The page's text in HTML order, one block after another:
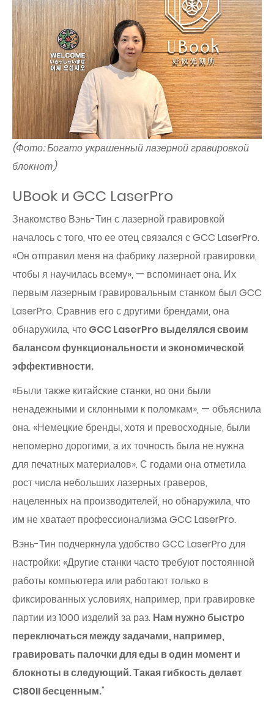
(Фото: Богато украшенный лазерной гравировкой
блокнот)
UBook и GCC LaserPro
Знакомство Вэнь-Тин с лазерной гравировкой
началось с того, что ее отец связался с GCC LaserPro.
«Он отправил меня на фабрику лазерной гравировки,
чтобы я научилась всему», — вспоминает она. Их
первым лазерным гравировальным станком был GCC
LaserPro. Сравнив его с другими брендами, она
обнаружила, чтоGCC LaserPro выделялся своим
балансом функциональности и экономической
эффективности.
«Были также китайские станки, но они были
ненадежными и склонными к поломкам», — объяснила
она. «Немецкие бренды, хотя и превосходные, были
непомерно дорогими, а их точность была не нужна
для печатных материалов». С годами она отметила
рост числа небольших лазерных граверов,
нацеленных на производителей, но обнаружила, что
им не хватает профессионализма GCC LaserPro.
Вэнь-Тин подчеркнула удобство GCC LaserPro для
настройки: «Другие станки часто требуют постоянной
работы компьютера или работают только в
фиксированных условиях, например, при гравировке
партии из 1000 изделий за раз. Нам нужно быстро
переключаться между задачами, например,
гравировать палочки для еды в один момент и
блокноты в следующий. Такая гибкость делает
C180II бесценным."